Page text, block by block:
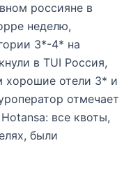
россияне в
неделю,
3*-4* на
в TUI Россия,
хорошие отели 3* и
отмечает
все квоты,
были